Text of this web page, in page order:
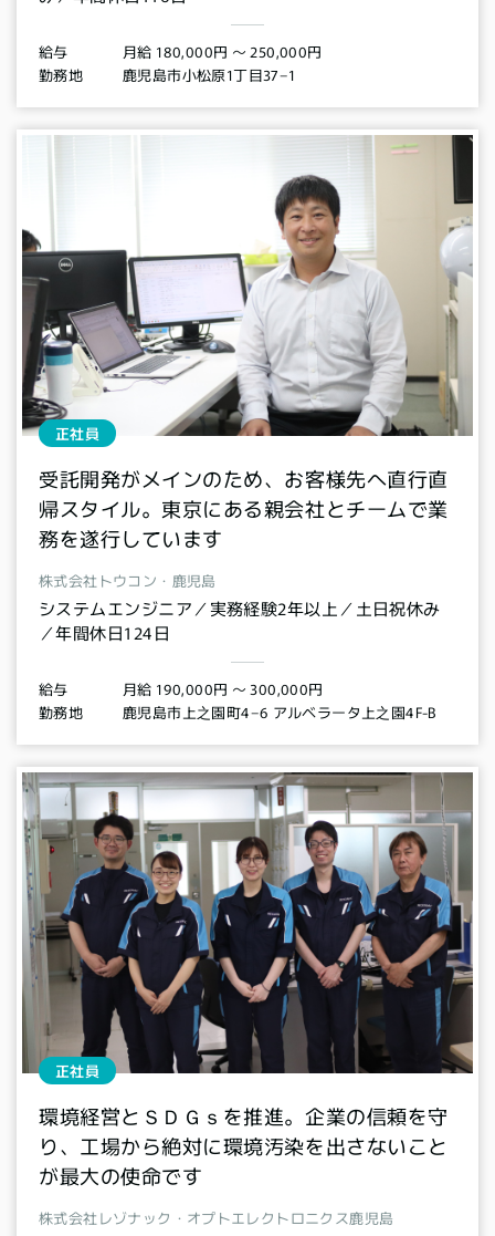
給与 月給 180,000円 〜 250,000円
勤務地 鹿児島市小松原1丁目37−1
正社員
受託開発がメインのため、お客様先へ直行直
帰スタイル。東京にある親会社とチームで業
務を遂行しています
株式会社トウコン・鹿児島
システムエンジニア／実務経験2年以上／土日祝休み
／年間休日124日
給与 月給 190,000円 〜 300,000円
勤務地 鹿児島市上之園町4−6 アルベラータ上之園4F-B
正社員
環境経営とＳＤＧｓを推進。企業の信頼を守
り、工場から絶対に環境汚染を出さないこと
が最大の使命です
株式会社レゾナック・オプトエレクトロニクス鹿児島